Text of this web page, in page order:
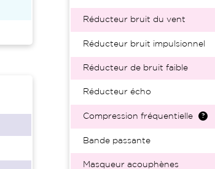
Réducteur bruit du vent
Réducteur bruit impulsionnel
Réducteur de bruit faible
Réducteur écho
Compression fréquentielle
Bande passante
Masqueur acouphènes